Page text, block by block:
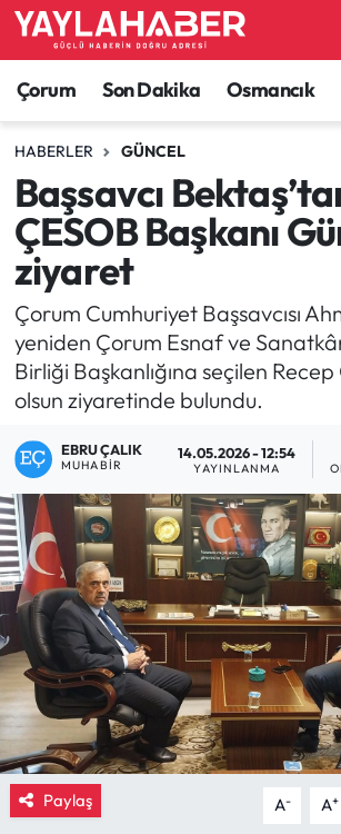
Çorum Son Dakika Osmancık
HABERLER GÜNCEL
Başsavcı
ÇESOB Başkanı
ziyaret
Çorum Cumhuriyet Başsavcısı
yeniden Çorum Esnaf ve
Birliği Başkanlığına seçilen Recep
olsun ziyaretinde bulundu.
EBRU ÇALIK
MUHABIR
14.05.2026 - 12:54
YAYINLANMA
Paylaş A- A+
Alaca Haberleri
Bayat Haberleri
Bilgi - Keşfet Haberleri
Bilim ve Teknoloji
Boğazkale Haberleri
Çorum Haberleri
Eğitim
Ekonomi
Güncel
İskilip Haberleri
Kargı Haberleri
Kimdir?
Çorum Nöbetçi Eczaneler
Çorum Hava Durumu
Çorum Namaz Vakitleri
Çorum Trafik Yoğunluk Haritası
TFF 1.Lig Puan Durumu ve
Tüm Manşetler